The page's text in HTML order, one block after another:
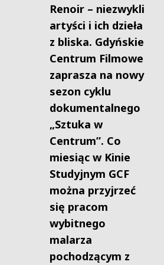
Renoir – niezwykli
artyści i ich dzieła
z bliska. Gdyńskie
Centrum Filmowe
zaprasza na nowy
sezon cyklu
dokumentalnego
„Sztuka w
Centrum”. Co
miesiąc w Kinie
Studyjnym GCF
można przyjrzeć
się pracom
wybitnego
malarza
pochodzącym z